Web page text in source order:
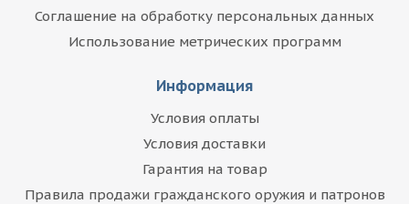
Соглашение на обработку персональных данных
Использование метрических программ
Информация
Условия оплаты
Условия доставки
Гарантия на товар
Правила продажи гражданского оружия и патронов